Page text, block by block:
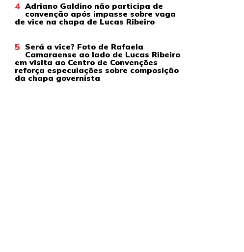
4 Adriano Galdino não participa de
convenção após impasse sobre vaga
de vice na chapa de Lucas Ribeiro
5 Será a vice? Foto de Rafaela
Camaraense ao lado de Lucas Ribeiro
em visita ao Centro de Convenções
reforça especulações sobre composição
da chapa governista